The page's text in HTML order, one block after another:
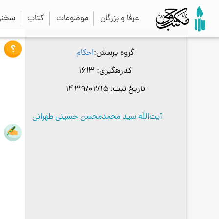
عرفا و بزرگان موضوعات کتاب
گروه پرسش احکام
کدرهگیری
تاریخ ثبت
آیت‌اللَه سید محمدمحسن حسینی طهرانی